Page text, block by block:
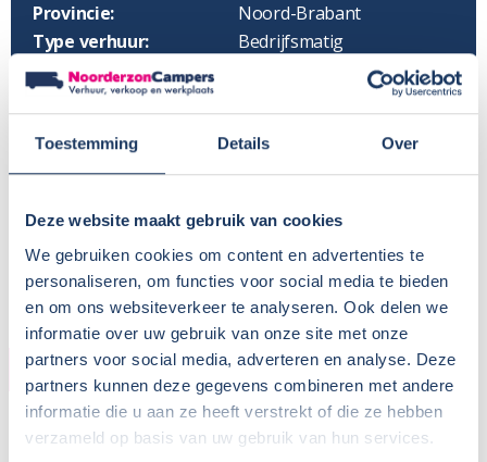
Toestemming Details Over
Deze website maakt gebruik van cookies
We gebruiken cookies om content en advertenties te
personaliseren, om functies voor social media te bieden
en om ons websiteverkeer te analyseren. Ook delen we
informatie over uw gebruik van onze site met onze
partners voor social media, adverteren en analyse. Deze
partners kunnen deze gegevens combineren met andere
informatie die u aan ze heeft verstrekt of die ze hebben
verzameld op basis van uw gebruik van hun services.
Provincie:
Noord-Brabant
Type verhuur:
Bedrijfsmatig
Huisdieren:
Voor meer informatie, zieCamper huren met hond
Wisseldag:
Vrijdag
Standaard retourtijd:
09.00 uur
Parkeren eigen auto:
Op terrein verhuurder
CAMPER
Bouwjaar:
2021
Onderstel:
Fiat Ducato